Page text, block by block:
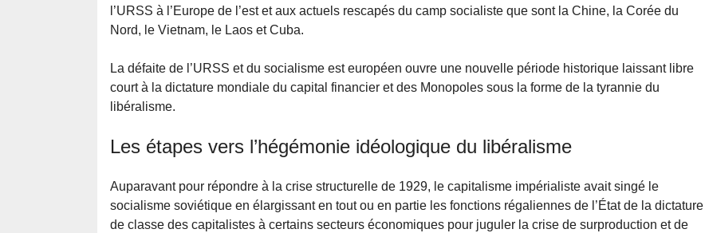
l’URSS à l’Europe de l’est et aux actuels rescapés du camp socialiste que sont la Chine, la Corée du
Nord, le Vietnam, le Laos et Cuba.
La défaite de l’URSS et du socialisme est européen ouvre une nouvelle période historique laissant libre
court à la dictature mondiale du capital financier et des Monopoles sous la forme de la tyrannie du
libéralisme.
Les étapes vers l’hégémonie idéologique du libéralisme
Auparavant pour répondre à la crise structurelle de 1929, le capitalisme impérialiste avait singé le
socialisme soviétique en élargissant en tout ou en partie les fonctions régaliennes de l’État de la dictature
de classe des capitalistes à certains secteurs économiques pour juguler la crise de surproduction et de